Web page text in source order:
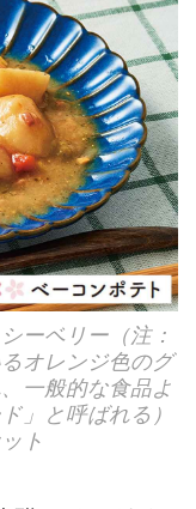
ーベリー（注：
オレンジ色のグ
一般的な食品よ
」と呼ばれる）
ト